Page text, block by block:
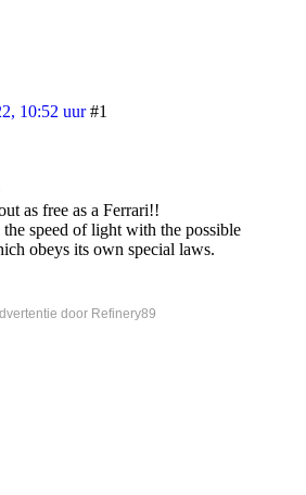
10:52 uur #1
as free as a Ferrari!!
speed of light with the possible
obeys its own special laws.
door Refinery89